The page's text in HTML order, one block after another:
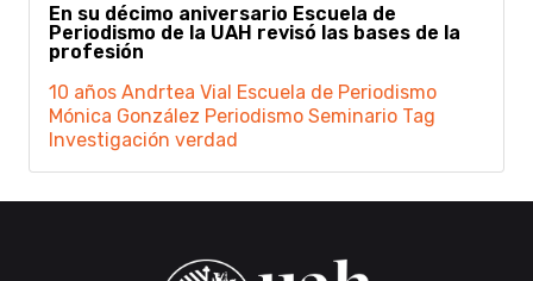
En su décimo aniversario Escuela de
Periodismo de la UAH revisó las bases de la
profesión
10 años Andrtea Vial Escuela de Periodismo
Mónica González Periodismo Seminario Tag
Investigación verdad